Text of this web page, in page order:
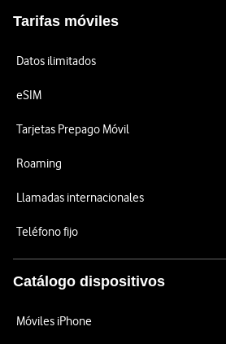
Tarifas móviles
Datos ilimitados
eSIM
Tarjetas Prepago Móvil
Roaming
Llamadas internacionales
Teléfono fijo
Catálogo dispositivos
Móviles iPhone